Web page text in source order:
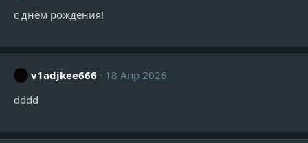
с днём рождения!
v1adjkee666
18 Апр 2026
dddd